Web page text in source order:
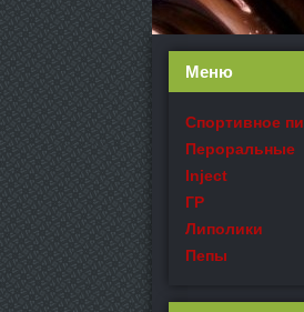
Меню
Спортивное
Пероральные
Inject
ГР
Липолики
Пепы